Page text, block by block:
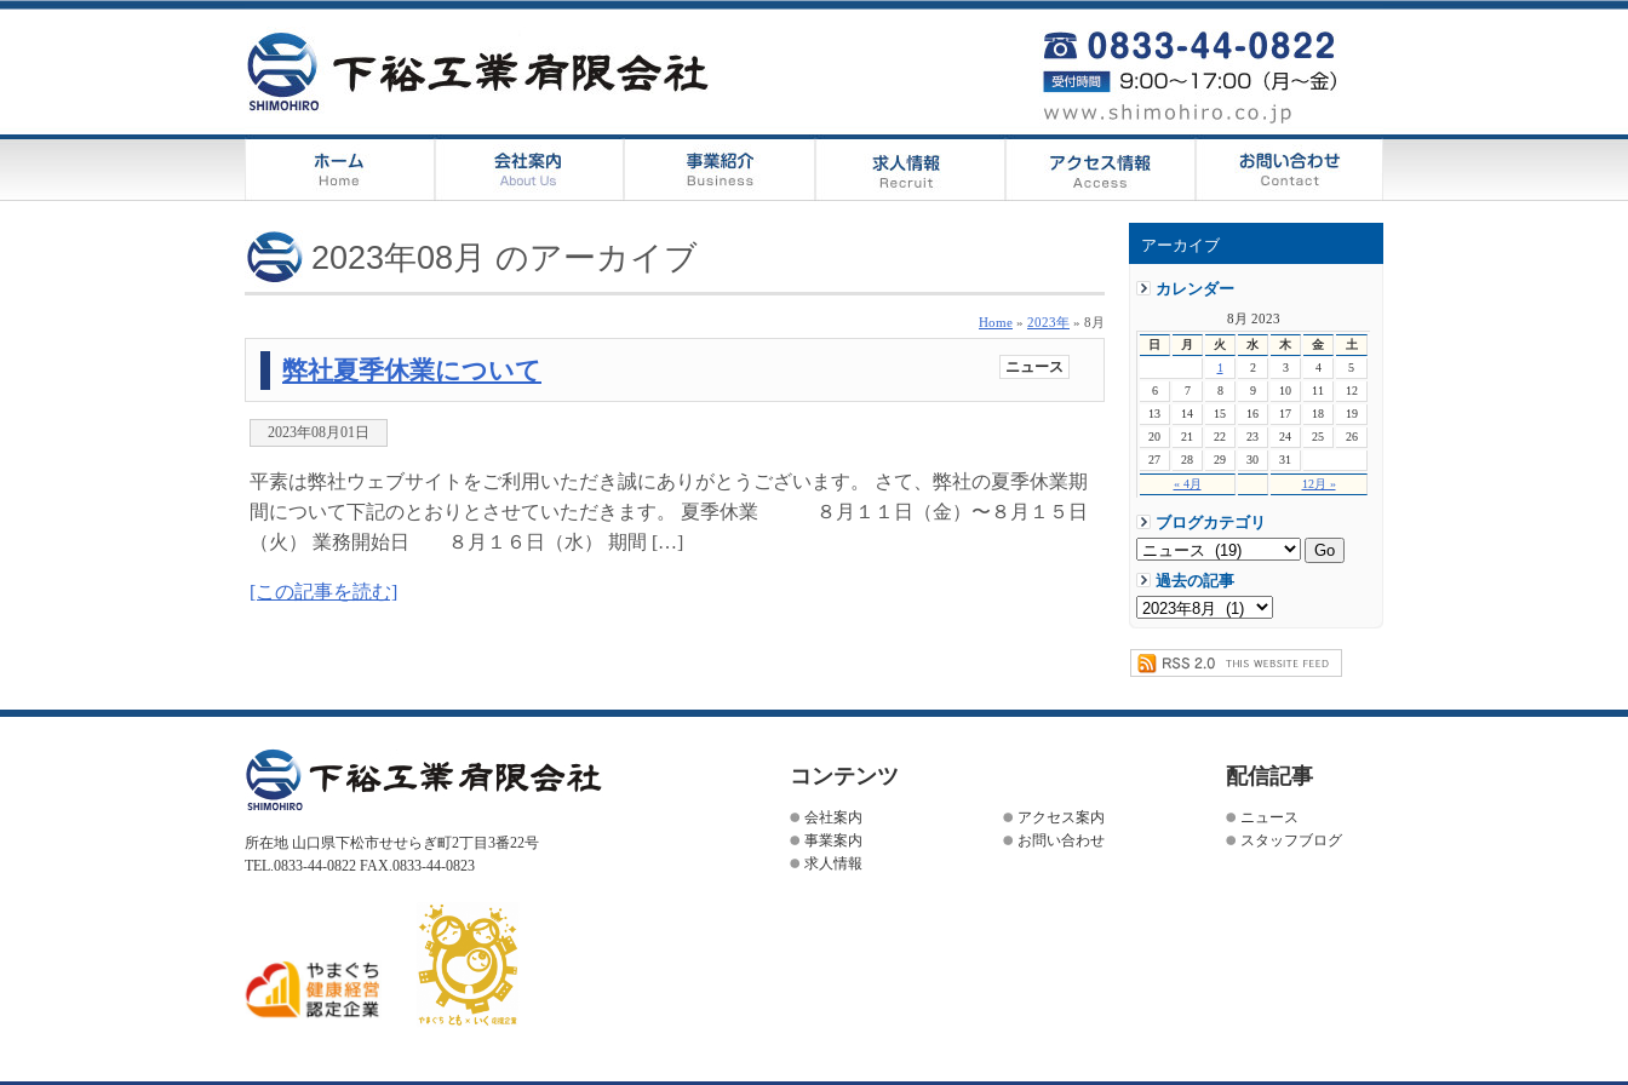
アーカイブ
カレンダー
8月 2023
日 月 火 水 木 金 土
« 4月 12月 »
1 2 3 4
5
6
7 8 9 10 11
12
13
14 15 16 17 18
19
20
21 22 23 24 25
26
27
28 29 30 31
ブログカテゴリ
過去の記事
2023年08月 のアーカイブ
Home » 2023年 » 8月
弊社夏季休業について ニュース
2023年08月01日
平素は弊社ウェブサイトをご利用いただき誠にありがとうございます。 さて、弊社の夏季休業期
間について下記のとおりとさせていただきます。 夏季休業 ８月１１日（金）〜８月１５日
（火） 業務開始日 ８月１６日（水） 期間 […]
[この記事を読む]
所在地 山口県下松市せせらぎ町2丁目3番22号
TEL.0833-44-0822 FAX.0833-44-0823
コンテンツ
会社案内
事業案内
求人情報
アクセス案内
お問い合わせ
配信記事
ニュース
スタッフブログ